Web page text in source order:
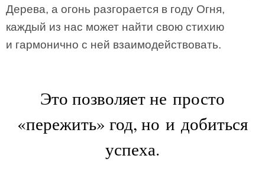
Дерева, а огонь разгорается в году Огня,
каждый из нас может найти свою стихию
и гармонично с ней взаимодействовать.
Это позволяет не просто
«пережить» год, но и добиться
успеха.